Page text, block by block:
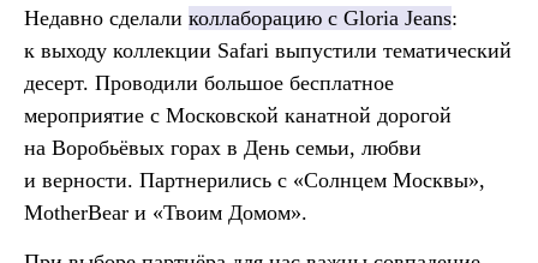
Недавно сделали коллаборацию с Gloria Jeans:
к выходу коллекции Safari выпустили тематический
десерт. Проводили большое бесплатное
мероприятие с Московской канатной дорогой
на Воробьёвых горах в День семьи, любви
и верности. Партнерились с «Солнцем Москвы»,
MotherBear и «Твоим Домом».